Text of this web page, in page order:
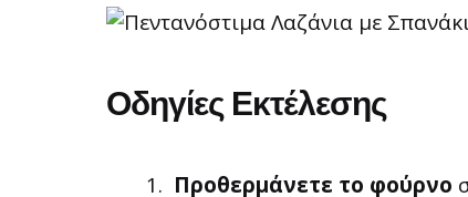
Οδηγίες Εκτέλεσης
Προθερμάνετε το φούρνο